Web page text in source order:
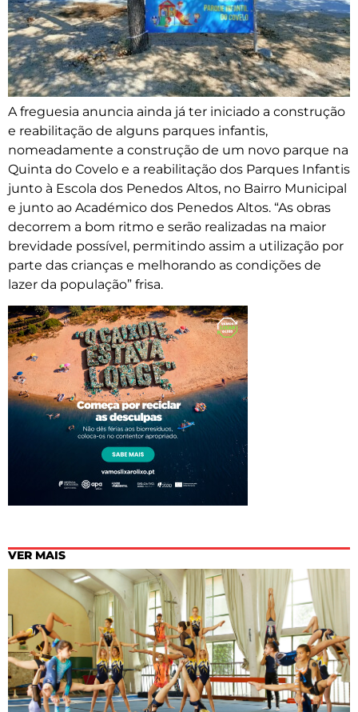
A freguesia anuncia ainda já ter iniciado a construção
e reabilitação de alguns parques infantis,
nomeadamente a construção de um novo parque na
Quinta do Covelo e a reabilitação dos Parques Infantis
junto à Escola dos Penedos Altos, no Bairro Municipal
e junto ao Académico dos Penedos Altos. “As obras
decorrem a bom ritmo e serão realizadas na maior
brevidade possível, permitindo assim a utilização por
parte das crianças e melhorando as condições de
lazer da população” frisa.
VER MAIS